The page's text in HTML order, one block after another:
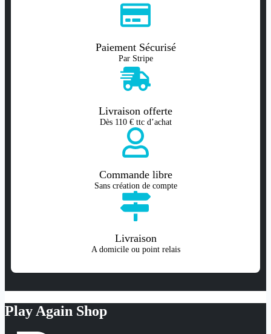
Paiement Sécurisé
Par Stripe
Livraison offerte
Dès 110 € ttc d’achat
Commande libre
Sans création de compte
Livraison
A domicile ou point relais
Play Again Shop